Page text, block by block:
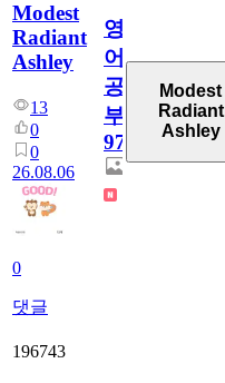
Modest
Radiant
Ashley
13
0
0
26.08.06
0
댓글
영
어
공
부
97
Modest
Radiant
Ashley
196743